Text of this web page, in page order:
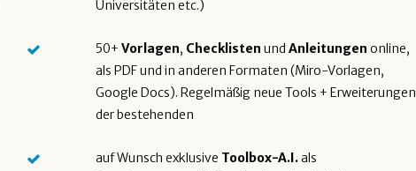
Universitäten etc.)
50+Vorlagen, Checklisten undAnleitungen online,
als PDF und in anderen Formaten (Miro-Vorlagen,
Google Docs). Regelmäßig neue Tools + Erweiterungen
der bestehenden
auf Wunsch exklusive Toolbox-A.I.als